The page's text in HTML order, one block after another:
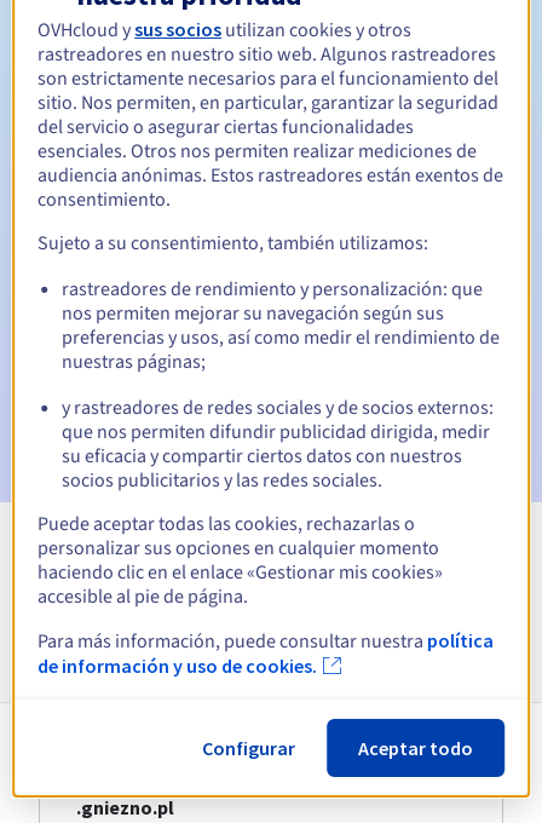
Período de renovación Entre 1 y 10 años
Período de redención
vencimiento
Email el día del vencimientopara notificar la suspensión
del nombre de dominio
Email tras el periodo de gracia de redenciónpara
notificar la eliminación del nombre de dominio
Ver todas las extensiones
Información sobre .gniezno.pl
.gniezno.pl
OVHcloud ysus socios utilizan cookies y otros
rastreadores en nuestro sitio web. Algunos rastreadores
son estrictamente necesarios para el funcionamiento del
sitio. Nos permiten, en particular, garantizar la seguridad
del servicio o asegurar ciertas funcionalidades
esenciales. Otros nos permiten realizar mediciones de
audiencia anónimas. Estos rastreadores están exentos de
consentimiento.
Sujeto a su consentimiento, también utilizamos:
rastreadores de rendimiento y personalización: que
nos permiten mejorar su navegación según sus
preferencias y usos, así como medir el rendimiento de
nuestras páginas;
y rastreadores de redes sociales y de socios externos:
que nos permiten difundir publicidad dirigida, medir
su eficacia y compartir ciertos datos con nuestros
socios publicitarios y las redes sociales.
Puede aceptar todas las cookies, rechazarlas o
personalizar sus opciones en cualquier momento
haciendo clic en el enlace «Gestionar mis cookies»
accesible al pie de página.
Para más información, puede consultar nuestra política
de información y uso de cookies.
Configurar Aceptar todo